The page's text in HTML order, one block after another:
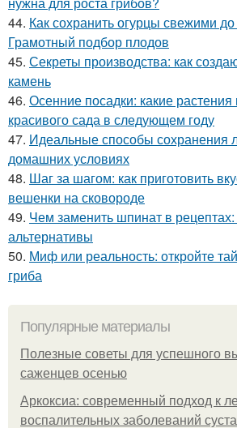
44. Как сохранить огурцы свежими
Грамотный подбор плодов
45. Секреты производства: как
камень
46. Осенние посадки: какие
красивого сада в следующем году
47. Идеальные способы сохранения
домашних условиях
48. Шаг за шагом: как приготовить
вешенки на сковороде
49. Чем заменить шпинат в
альтернативы
50. Миф или реальность: откройте
гриба
Популярные материалы
Полезные советы для успешного
саженцев осенью
Аркоксиа: современный подход к
воспалительных заболеваний